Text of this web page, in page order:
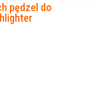
pędzel do